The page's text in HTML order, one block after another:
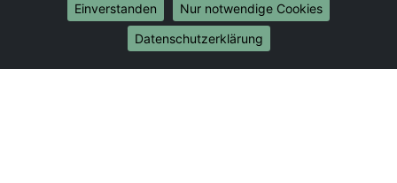
Internationale-Umzüge
Umzug von Recklinghausen nach Brasilien
Umzug von Recklinghausen nach Brunei
Einverstanden
Nur notwendige Cookies
Datenschutzerklärung